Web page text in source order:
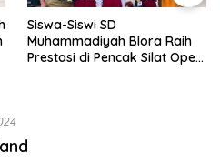
Siswa-Siswi SD
Muhammadiyah Blora Raih
Prestasi di Pencak Silat Open